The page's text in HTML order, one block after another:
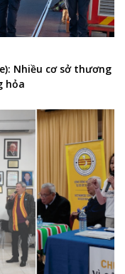
Nhiều cơ sở thương
hỏa